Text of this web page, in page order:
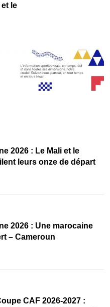
le
2026 : Le Mali et le
leurs onze de départ
2026 : Une marocaine
– Cameroun
CAF 2026-2027 :